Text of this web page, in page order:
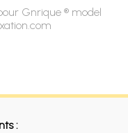
Gnrique ® model
: